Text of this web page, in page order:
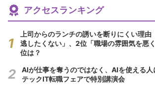
アクセスランキング
上司からのランチの誘いを断りにくい理
逃したくない」、2位「職場の雰囲気を悪
位は？
AIが仕事を奪うのではなく、AIを使える
テックIT転職フェアで特別講演会